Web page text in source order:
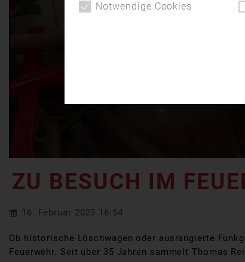
ZU BESUCH IM
16. Februar 2023 16:54
Ob historische Löschwagen oder ausrangierte
Feuerwehr. Seit über 35 Jahren sammelt Thomas
Notwendige Cookies